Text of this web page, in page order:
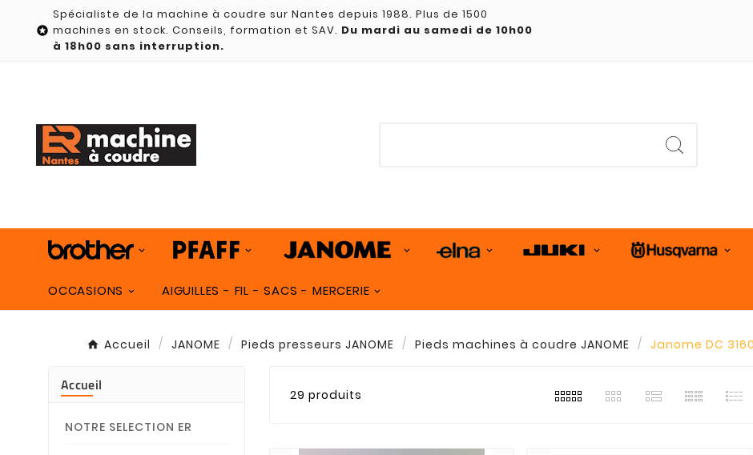

Spécialiste de la machine à coudre sur Nantes depuis 1988. Plus de 1500
machines en stock. Conseils, formation et SAV. Du mardi au samedi de 10h00
à 18h00 sans interruption.
OCCASIONS AIGUILLES - FIL - SACS - MERCERIE
Accueil JANOME Pieds presseurs JANOME Pieds machines à coudre JANOME Janome DC
Accueil
NOTRE SELECTION ER
29 produits